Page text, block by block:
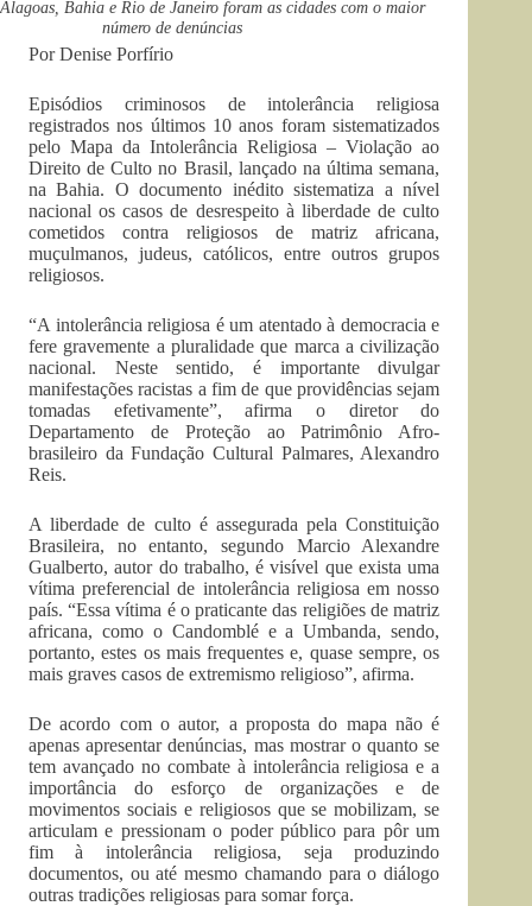
Bahia e Rio de Janeiro foram as cidades com o maior
número de denúncias
Por Denise Porfírio
Episódios criminosos de intolerância religiosa
registrados nos últimos 10 anos foram sistematizados
pelo Mapa da Intolerância Religiosa – Violação ao
Direito de Culto no Brasil, lançado na última semana,
na Bahia. O documento inédito sistematiza a nível
nacional os casos de desrespeito à liberdade de culto
cometidos contra religiosos de matriz africana,
muçulmanos, judeus, católicos, entre outros grupos
religiosos.
“A intolerância religiosa é um atentado à democracia e
fere gravemente a pluralidade que marca a civilização
nacional. Neste sentido, é importante divulgar
manifestações racistas a fim de que providências sejam
tomadas efetivamente”, afirma o diretor do
Departamento de Proteção ao Patrimônio Afro-
brasileiro da Fundação Cultural Palmares, Alexandro
Reis.
A liberdade de culto é assegurada pela Constituição
Brasileira, no entanto, segundo Marcio Alexandre
Gualberto, autor do trabalho, é visível que exista uma
vítima preferencial de intolerância religiosa em nosso
país. “Essa vítima é o praticante das religiões de matriz
africana, como o Candomblé e a Umbanda, sendo,
portanto, estes os mais frequentes e, quase sempre, os
mais graves casos de extremismo religioso”, afirma.
De acordo com o autor, a proposta do mapa não é
apenas apresentar denúncias, mas mostrar o quanto se
tem avançado no combate à intolerância religiosa e a
importância do esforço de organizações e de
movimentos sociais e religiosos que se mobilizam, se
articulam e pressionam o poder público para pôr um
fim à intolerância religiosa, seja produzindo
documentos, ou até mesmo chamando para o diálogo
outras tradições religiosas para somar força.